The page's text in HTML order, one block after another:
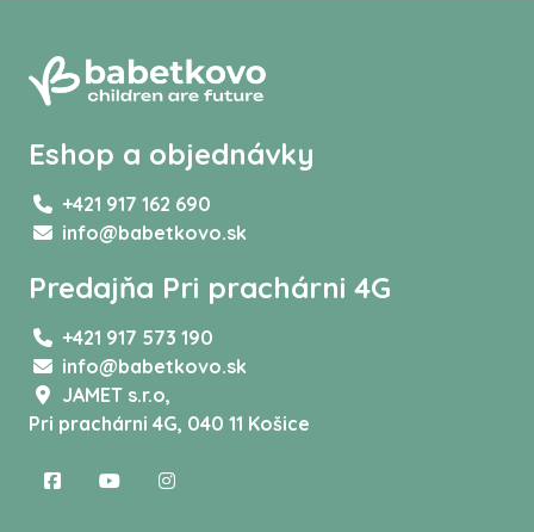
Eshop a objednávky
+421 917 162 690
info@babetkovo.sk
Predajňa Pri prachárni 4G
+421 917 573 190
info@babetkovo.sk
JAMET s.r.o,
Pri prachárni 4G, 040 11 Košice